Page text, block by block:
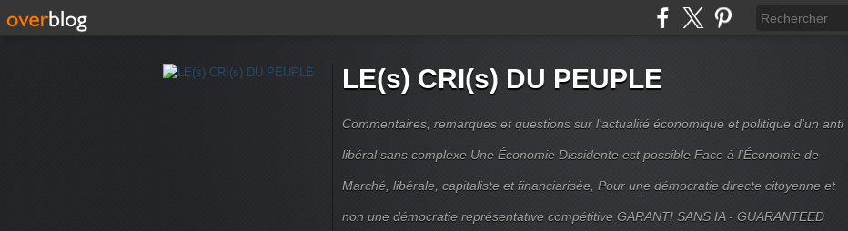
LE(s) CRI(s) DU PEUPLE
Commentaires, remarques et questions sur l'actualité économique et politique d'un anti
libéral sans complexe Une Économie Dissidente est possible Face à l'Économie de
Marché, libérale, capitaliste et financiarisée, Pour une démocratie directe citoyenne et
non une démocratie représentative compétitive GARANTI SANS IA - GUARANTEED